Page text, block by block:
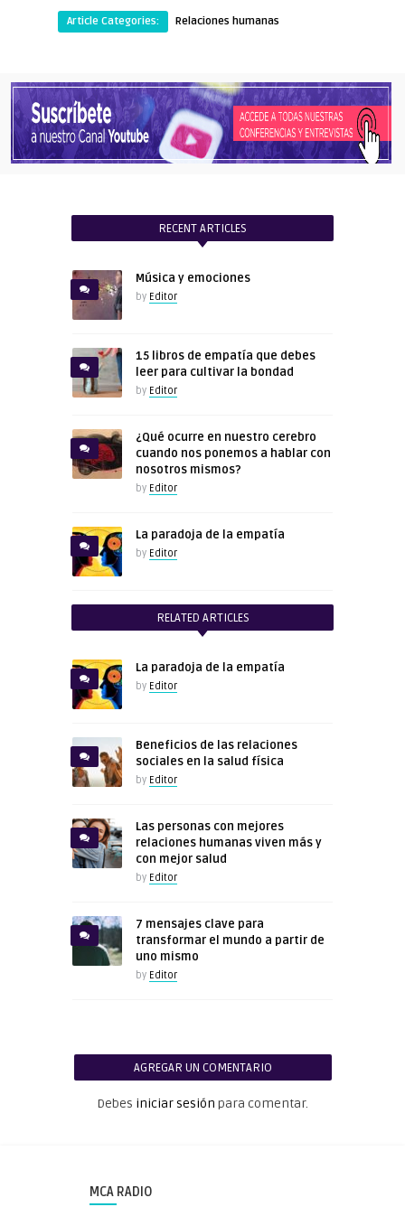
Article Categories: Relaciones humanas
RECENT ARTICLES
Música y emociones
by Editor
15 libros de empatía que debes
leer para cultivar la bondad
by Editor
¿Qué ocurre en nuestro cerebro
cuando nos ponemos a hablar con
nosotros mismos?
by Editor
La paradoja de la empatía
by Editor
RELATED ARTICLES
La paradoja de la empatía
by Editor
Beneficios de las relaciones
sociales en la salud física
by Editor
Las personas con mejores
relaciones humanas viven más y
con mejor salud
by Editor
7 mensajes clave para
transformar el mundo a partir de
uno mismo
by Editor
AGREGAR UN COMENTARIO
Debes iniciar sesión para comentar.
MCA RADIO